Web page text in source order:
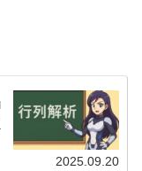
2025.09.20